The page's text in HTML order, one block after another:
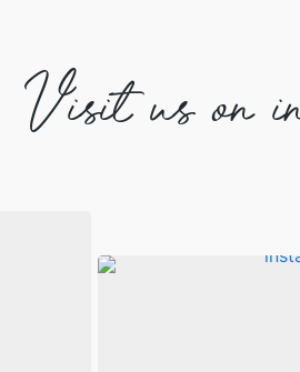
Visit us on